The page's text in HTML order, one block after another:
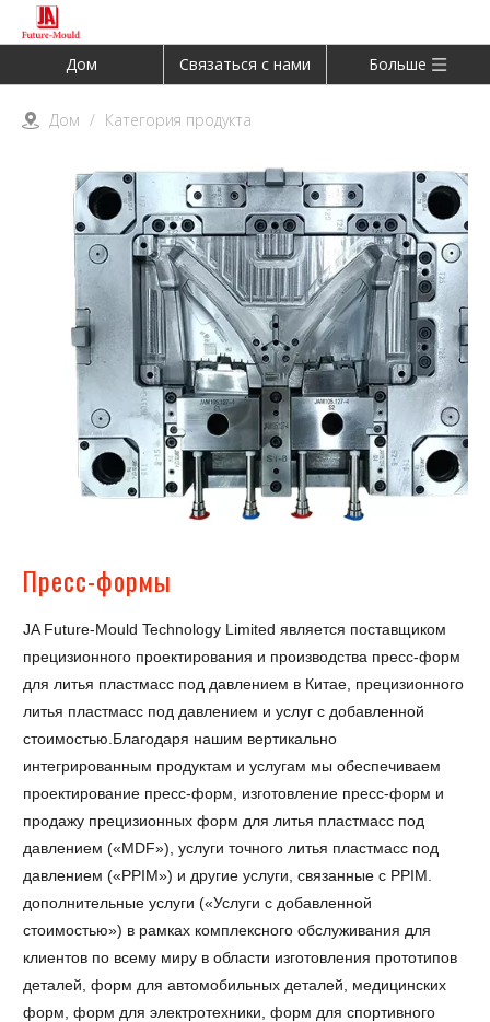
Дом Связаться с нами Больше
Дом / Категория продукта
Пресс-формы
JA Future-Mould Technology Limited является поставщиком
прецизионного проектирования и производства пресс-форм
для литья пластмасс под давлением в Китае, прецизионного
литья пластмасс под давлением и услуг с добавленной
стоимостью.Благодаря нашим вертикально
интегрированным продуктам и услугам мы обеспечиваем
проектирование пресс-форм, изготовление пресс-форм и
продажу прецизионных форм для литья пластмасс под
давлением («MDF»), услуги точного литья пластмасс под
давлением («PPIM») и другие услуги, связанные с PPIM.
дополнительные услуги («Услуги с добавленной
стоимостью») в рамках комплексного обслуживания для
клиентов по всему миру в области изготовления прототипов
деталей, форм для автомобильных деталей, медицинских
форм, форм для электротехники, форм для спортивного